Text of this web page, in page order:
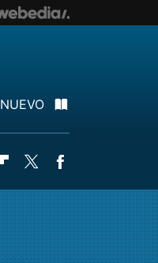
NUEVO
Flipboard
Twitter